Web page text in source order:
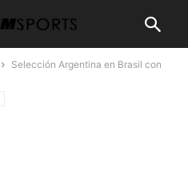
Selección Argentina en Brasil con